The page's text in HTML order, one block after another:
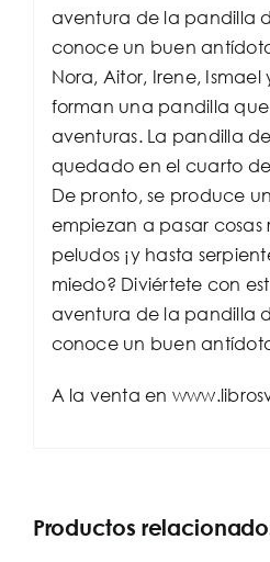
aventura de la pandilla
conoce un buen
Nora, Aitor, Irene, Ismael
forman una pandilla
aventuras. La pandilla
quedado en el cuarto
De pronto, se produce
empiezan a pasar cosas
peludos ¡y hasta
miedo? Diviértete con
aventura de la pandilla
conoce un buen
A la venta en
Productos